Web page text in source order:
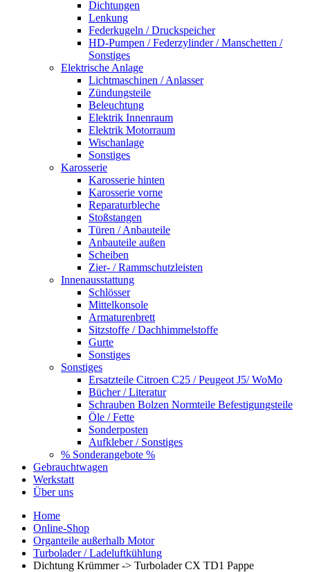
Dichtungen
Lenkung
Federkugeln / Druckspeicher
HD-Pumpen / Federzylinder / Manschetten /
Sonstiges
Elektrische Anlage
Lichtmaschinen / Anlasser
Zündungsteile
Beleuchtung
Elektrik Innenraum
Elektrik Motorraum
Wischanlage
Sonstiges
Karosserie
Karosserie hinten
Karosserie vorne
Reparaturbleche
Stoßstangen
Türen / Anbauteile
Anbauteile außen
Scheiben
Zier- / Rammschutzleisten
Innenausstattung
Schlösser
Mittelkonsole
Armaturenbrett
Sitzstoffe / Dachhimmelstoffe
Gurte
Sonstiges
Sonstiges
Ersatzteile Citroen C25 / Peugeot J5/ WoMo
Bücher / Literatur
Schrauben Bolzen Normteile Befestigungsteile
Öle / Fette
Sonderposten
Aufkleber / Sonstiges
% Sonderangebote %
Gebrauchtwagen
Werkstatt
Über uns
Home
Online-Shop
Organteile außerhalb Motor
Turbolader / Ladeluftkühlung
Dichtung Krümmer -> Turbolader CX TD1 Pappe